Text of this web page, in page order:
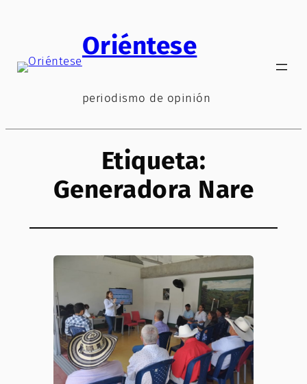
Oriéntese
periodismo de opinión
Etiqueta:
Generadora Nare